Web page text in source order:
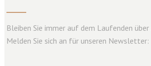
Bleiben Sie immer auf dem Laufenden
Melden Sie sich an für unseren Newsletter: